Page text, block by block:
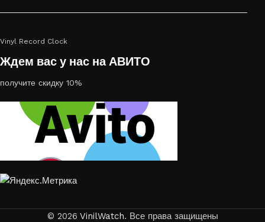
Vinyl Record Clock
Ждем вас у нас на АВИТО
получите скидку 10%
© 2026 VinilWatch. Все права защищены